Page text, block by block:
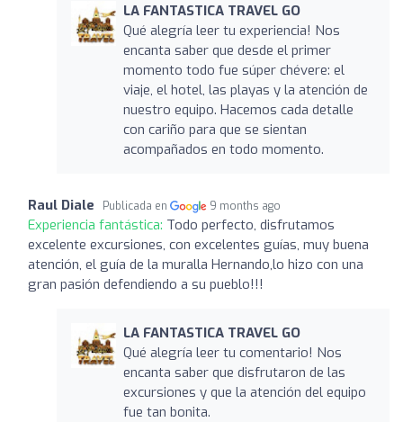
LA FANTASTICA TRAVEL GO
Qué alegría leer tu experiencia! Nos
encanta saber que desde el primer
momento todo fue súper chévere: el
viaje, el hotel, las playas y la atención de
nuestro equipo. Hacemos cada detalle
con cariño para que se sientan
acompañados en todo momento.
Raul Diale Publicada en 9 months ago
Experiencia fantástica: Todo perfecto, disfrutamos
excelente excursiones, con excelentes guías, muy buena
atención, el guía de la muralla Hernando,lo hizo con una
gran pasión defendiendo a su pueblo!!!
LA FANTASTICA TRAVEL GO
Qué alegría leer tu comentario! Nos
encanta saber que disfrutaron de las
excursiones y que la atención del equipo
fue tan bonita.